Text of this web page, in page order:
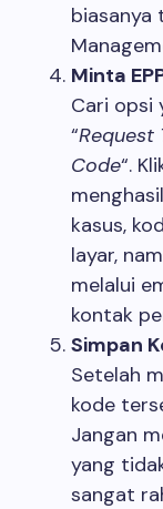
biasanya
Minta
Cari opsi
“Request
Code“.
kasus,
layar,
melalui
kontak
Simpan
Setelah
kode
Jangan
yang
sangat